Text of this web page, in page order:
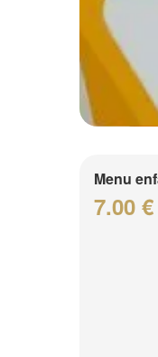
Menu
7.00 €